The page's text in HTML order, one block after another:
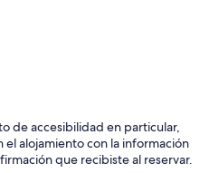
de accesibilidad en particular,
alojamiento con la información
que recibiste al reservar.